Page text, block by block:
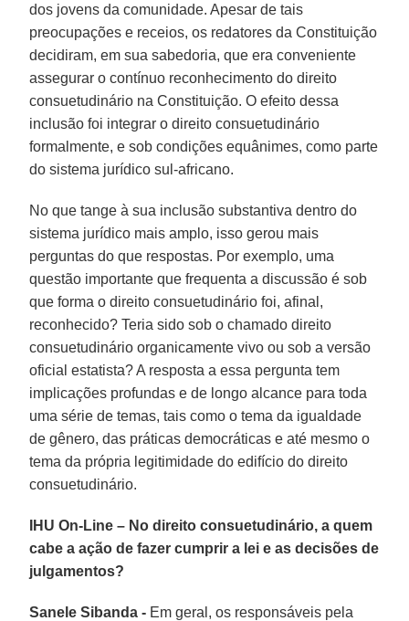
dos jovens da comunidade. Apesar de tais
preocupações e receios, os redatores da Constituição
decidiram, em sua sabedoria, que era conveniente
assegurar o contínuo reconhecimento do direito
consuetudinário na Constituição. O efeito dessa
inclusão foi integrar o direito consuetudinário
formalmente, e sob condições equânimes, como parte
do sistema jurídico sul-africano.
No que tange à sua inclusão substantiva dentro do
sistema jurídico mais amplo, isso gerou mais
perguntas do que respostas. Por exemplo, uma
questão importante que frequenta a discussão é sob
que forma o direito consuetudinário foi, afinal,
reconhecido? Teria sido sob o chamado direito
consuetudinário organicamente vivo ou sob a versão
oficial estatista? A resposta a essa pergunta tem
implicações profundas e de longo alcance para toda
uma série de temas, tais como o tema da igualdade
de gênero, das práticas democráticas e até mesmo o
tema da própria legitimidade do edifício do direito
consuetudinário.
IHU On-Line – No direito consuetudinário, a quem
cabe a ação de fazer cumprir a lei e as decisões de
julgamentos?
Sanele Sibanda - Em geral, os responsáveis pela